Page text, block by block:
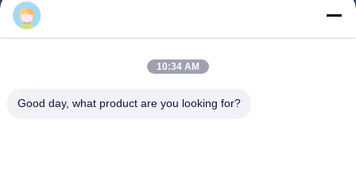
Producten
Fabrieksreis
10:34 AM
Good day, what product are you looking for?